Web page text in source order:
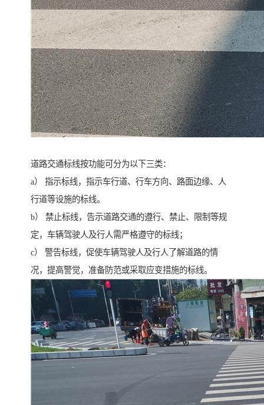
道路交通标线按功能可分为以下三类：
a） 指示标线，指示车行道、行车方向、路面边缘、人
行道等设施的标线。
b） 禁止标线，告示道路交通的遵行、禁止、限制等规
定，车辆驾驶人及行人需严格遵守的标线；
c） 警告标线，促使车辆驾驶人及行人了解道路的情
况，提高警觉，准备防范或采取应变措施的标线。